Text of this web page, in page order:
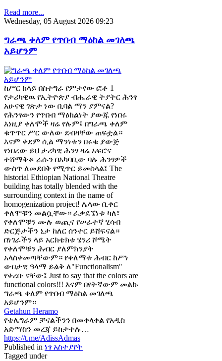
Read more...
Wednesday, 05 August 2026 09:23
ግራጫ ቀለም የጥበብ ማዕከል መገለጫ
አይሆንም
ከሥር ከላይ በስተግራ የምታየው ፎቶ 1
የታሪካዊዉ የኢትዮጵያ ብሔራዊ ትያትር ሕንፃ
አሁናዊ ገጽታ ነው ቢባል ማን ያምናል?
የሕንፃውን የጥበብ ማዕከልነት ያውጁ የነበሩ
እነዚያ ቀለሞች ዛሬ የሉም፤ በግራጫ ቀለም
ቁጥጥር ሥር ውለው ደብዛቸው ጠፍቷል።
እናም ቀደም ሲል ማንነቱን በሩቁ ያውጅ
የነበረው ይህ ታሪካዊ ሕንፃ ዛሬ አፍሮና
ተሸማቅቆ ራሱን በአካባቢው ባሉ ሕንፃዎች
ውስጥ ለመደበቅ የሚጥር ይመስላል፤ The
historial Ethiopian National Theatre
building has totally blended with the
surrounding context in the name of
homogenization project! ሌላው ቢቀር
ቀለሞቹን መልሷቸው። ፈቃደኜነቱ ካለ፣
የቀለሞቹን ሙሉ ወጪና የሠራተኛ ሂሳብ
ድርጅታችን ኒታ ከለር ሰንተር ይሸፍናል።
በነገራችን ላይ አርክቴክቱ ሄንሪ ሾሜት
የቀለሞቹን ሕብር ያለምክንያት
አላስቀመጣቸውም። የቀለማቱ ሕብር ከሥነ
ውበታዊ ዓላማ ይልቅ ለ"Functionalism"
የቀረቡ ናቸው፤ Just to say that the colors are
functional colors!!! እናም በየትኛውም መልኩ
ግራጫ ቀለም የጥበብ ማዕከል መገለጫ
አይሆንም።
Getahun Heramo
የቴሌግራም ቻናልችንን በመቀላቀል የአዲስ
አድማስን መረጃ ይከታተሉ…
https://t.me/AdissAdmas
Published in ነፃ አስተያየት
Tagged under